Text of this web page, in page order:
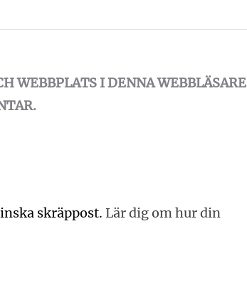
WEBBPLATS I DENNA WEBBLÄSARE
skräppost. Lär dig om hur din